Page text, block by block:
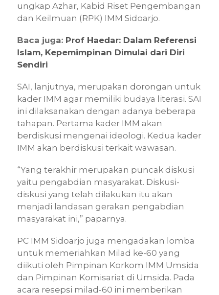
ungkap Azhar, Kabid Riset Pengembangan
dan Keilmuan (RPK) IMM Sidoarjo.
Baca juga: Prof Haedar: Dalam Referensi
Islam, Kepemimpinan Dimulai dari Diri
Sendiri
SAI, lanjutnya, merupakan dorongan untuk
kader IMM agar memiliki budaya literasi. SAI
ini dilaksanakan dengan adanya beberapa
tahapan. Pertama kader IMM akan
berdiskusi mengenai ideologi. Kedua kader
IMM akan berdiskusi terkait wawasan.
“Yang terakhir merupakan puncak diskusi
yaitu pengabdian masyarakat. Diskusi-
diskusi yang telah dilakukan itu akan
menjadi landasan gerakan pengabdian
masyarakat ini,” paparnya.
PC IMM Sidoarjo juga mengadakan lomba
untuk memeriahkan Milad ke-60 yang
diikuti oleh Pimpinan Korkom IMM Umsida
dan Pimpinan Komisariat di Umsida. Pada
acara resepsi milad-60 ini memberikan